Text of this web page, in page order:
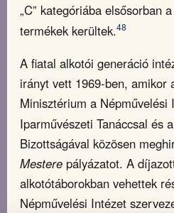
„C” kategóriába elsősorban
termékek kerültek.48
A fiatal alkotói generáció
irányt vett 1969-ben, amikor
Minisztérium a Népművelési
Iparművészeti Tanáccsal és
Bizottságával közösen
Mestere pályázatot. A
alkotótáborokban vehettek
Népművelési Intézet